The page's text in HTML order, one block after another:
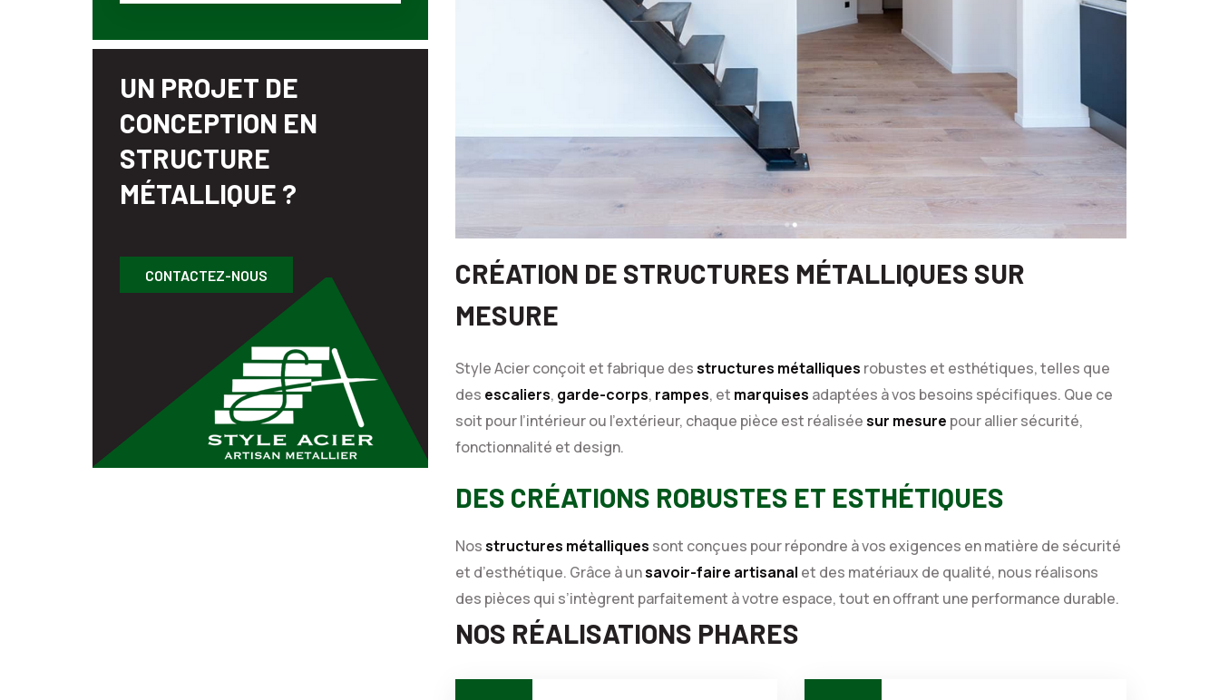
UN PROJET DE
CONCEPTION EN
STRUCTURE
MÉTALLIQUE ?
CONTACTEZ-NOUS
CRÉATION DE STRUCTURES MÉTALLIQUES SUR
MESURE
Style Acier conçoit et fabrique desstructures métalliques robustes et esthétiques, telles que
des escaliers, garde-corps, rampes, et marquises adaptées à vos besoins spécifiques. Que ce
soit pour l’intérieur ou l’extérieur, chaque pièce est réaliséesur mesure pour allier sécurité,
fonctionnalité et design.
DES CRÉATIONS ROBUSTES ET ESTHÉTIQUES
Nosstructures métalliques sont conçues pour répondre à vos exigences en matière de sécurité
et d’esthétique. Grâce à unsavoir-faire artisanal et des matériaux de qualité, nous réalisons
des pièces qui s’intègrent parfaitement à votre espace, tout en offrant une performance durable.
NOS RÉALISATIONS PHARES